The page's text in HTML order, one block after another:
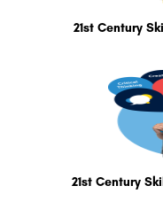
21st Century
21st Century